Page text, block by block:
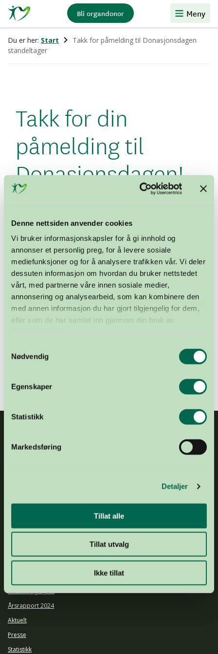
Denne nettsiden anvender cookies
Vi bruker informasjonskapsler for å gi innhold og
annonser et personlig preg, for å levere sosiale
mediefunksjoner og for å analysere trafikken vår. Vi deler
dessuten informasjon om hvordan du bruker nettstedet
vårt, med partnerne våre innen sosiale medier,
annonsering og analysearbeid, som kan kombinere den
med annen informasjon du har gjort tilgjengelig for dem,
eller som de har samlet inn gjennom din bruk av
Nødvendig
Egenskaper
Statistikk
Markedsføring
Detaljer
Tillat alle
Tillat utvalg
Ikke tillat
Stiftelsen
Organdonasjon
Bli organdonor Meny
Du er her: Start
Takk for påmelding til Donasjonsdagen
standeltager
Takk for din
påmelding til
Donasjonsdagen!
Donasjonsdagen. Standkontakten på
standen du har meldt deg på, vil ta kontakt
med deg.
1644 25 92903
ORGNR. 877 536 742
Ansatte og styret
Årsrapport 2024
Aktuelt
Presse
Statistikk